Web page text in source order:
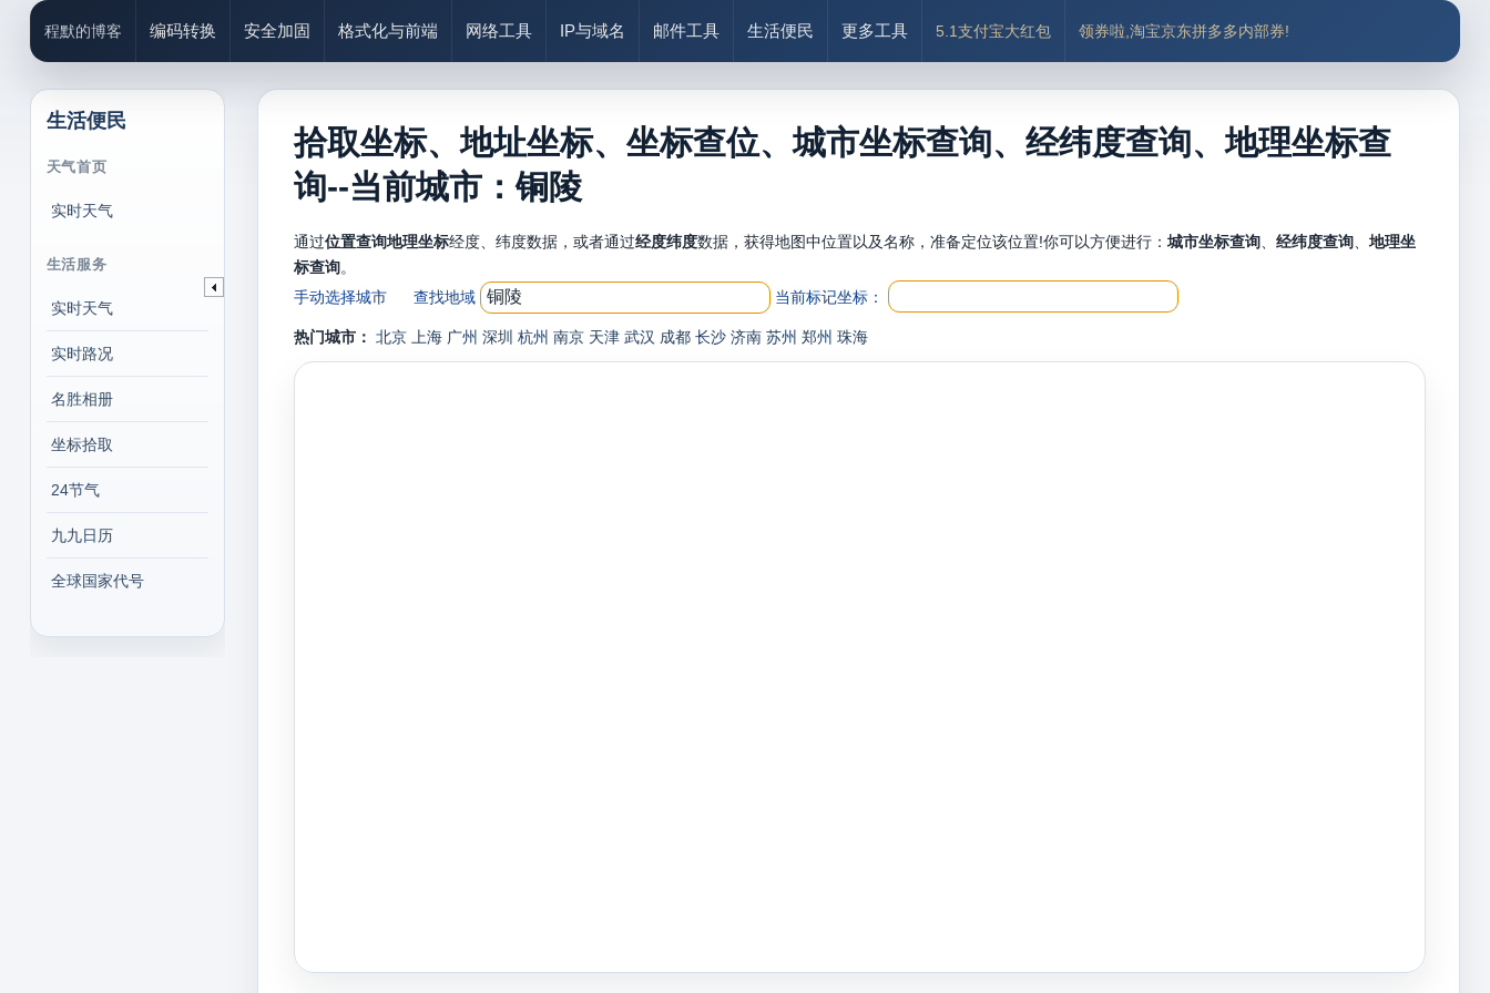
程默的博客 编码转换 安全加固 格式化与前端 网络工具 IP与域名 邮件工具 生活便民 更多工具 5.1支付宝大红包 领券啦,淘宝京东拼多多内部券!
生活便民
天气首页
实时天气
生活服务
实时天气
实时路况
名胜相册
坐标拾取
24节气
九九日历
全球国家代号
拾取坐标、地址坐标、坐标查位、城市坐标查询、经纬度查询、地理坐标查
询--当前城市：铜陵
通过位置查询地理坐标经度、纬度数据，或者通过经度纬度数据，获得地图中位置以及名称，准备定位该位置!你可以方便进行： 城市坐标查询、 经纬度查询、 地理坐
标查询。
手动选择城市
查找地域 当前标记坐标：
热门城市： 北京 上海 广州 深圳 杭州 南京 天津 武汉 成都 长沙 济南 苏州 郑州 珠海